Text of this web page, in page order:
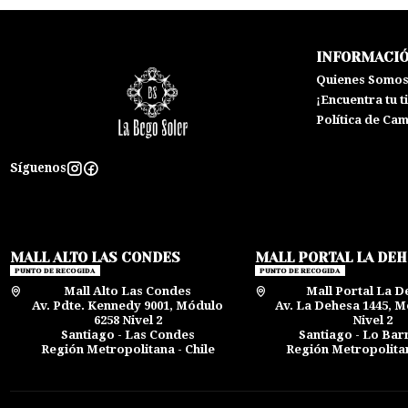
Síguenos
Quienes Somos
¡Encuentra tu
Política de
MALL ALTO LAS CONDES
PUNTO DE RECOGIDA
Mall Alto Las Condes
Av. Pdte. Kennedy 9001, Módulo
6258 Nivel 2
Santiago - Las Condes
Región Metropolitana - Chile
MALL PORTAL LA
PUNTO DE RECOGIDA
Mall Portal La
Av. La Dehesa 1445,
Nivel 2
Santiago - Lo
Región